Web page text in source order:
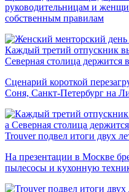
руководительницам и
собственным правилам
Каждый третий отпускник
Северная столица держится
Сценарий короткой
Соня, Санкт-Петербург на
Trouver подвел итоги двух
На презентации в Москве
пылесосы и кухонную